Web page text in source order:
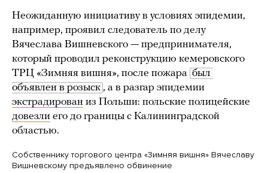
Неожиданную инициативу в условиях эпидемии,
например, проявил следователь по делу
Вячеслава Вишневского — предпринимателя,
который проводил реконструкцию кемеровского
ТРЦ «Зимняя вишня», после пожара был
объявлен в розыск , а в разгар эпидемии
экстрадирован из Польши: польские полицейские
довезли его до границы с Калининградской
областью.
Собственнику торгового центра «Зимняя вишня» Вячеславу
Вишневскому предъявлено обвинение